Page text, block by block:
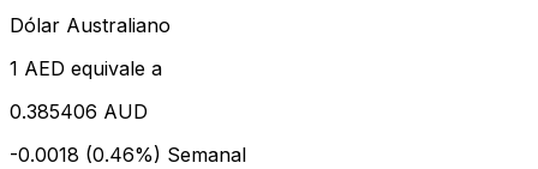
Dólar Australiano
1 AED equivale a
0.385406 AUD
-0.0018 (0.46%) Semanal